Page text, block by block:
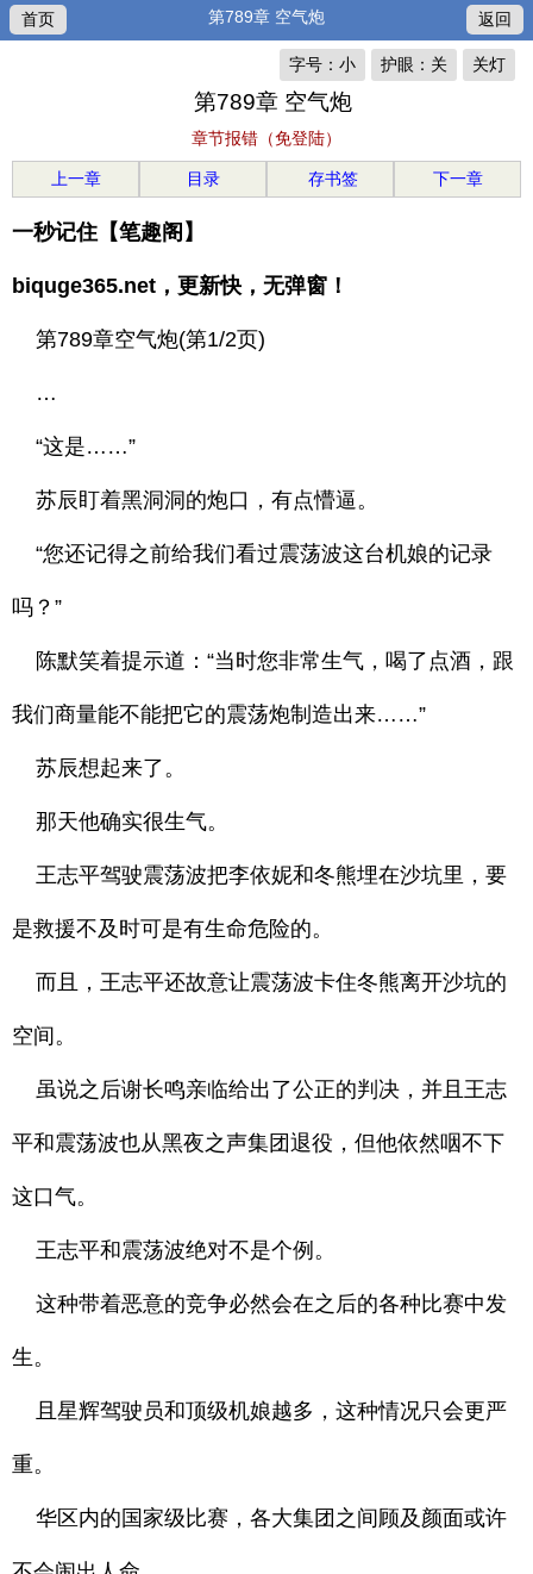
首页 第789章 空气炮 返回
关灯
护眼：关
字号：小
第789章 空气炮
章节报错（免登陆）
上一章 目录 存书签 下一章
一秒记住【笔趣阁】
biquge365.net，更新快，无弹窗！
第789章空气炮(第1/2页)
…
“这是……”
苏辰盯着黑洞洞的炮口，有点懵逼。
“您还记得之前给我们看过震荡波这台机娘的记录
吗？”
陈默笑着提示道：“当时您非常生气，喝了点酒，跟
我们商量能不能把它的震荡炮制造出来……”
苏辰想起来了。
那天他确实很生气。
王志平驾驶震荡波把李依妮和冬熊埋在沙坑里，要
是救援不及时可是有生命危险的。
而且，王志平还故意让震荡波卡住冬熊离开沙坑的
空间。
虽说之后谢长鸣亲临给出了公正的判决，并且王志
平和震荡波也从黑夜之声集团退役，但他依然咽不下
这口气。
王志平和震荡波绝对不是个例。
这种带着恶意的竞争必然会在之后的各种比赛中发
生。
且星辉驾驶员和顶级机娘越多，这种情况只会更严
重。
华区内的国家级比赛，各大集团之间顾及颜面或许